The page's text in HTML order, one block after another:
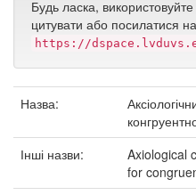
Будь ласка,
цитувати або посилатися
https://
Назва:
Інші назви:
Axiological
for